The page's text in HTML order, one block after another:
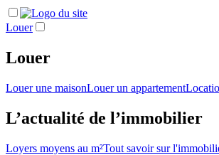
Louer
Louer
Louer une maisonLouer un appartement
L’actualité de l’immobilier
Loyers moyens au m²Tout savoir sur